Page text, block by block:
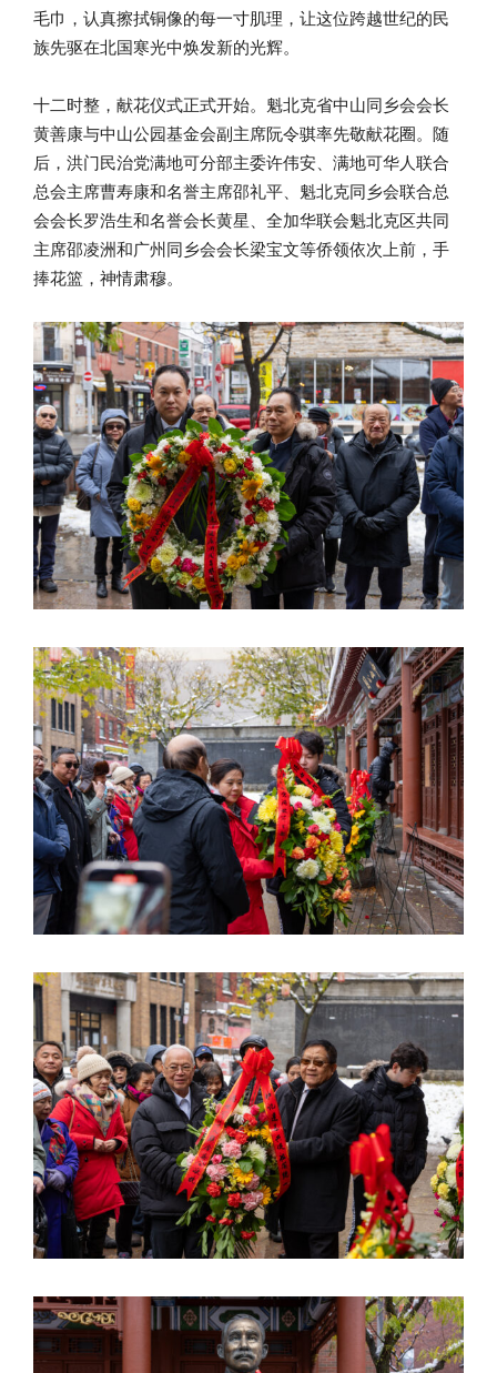
毛巾，认真擦拭铜像的每一寸肌理，让这位跨越世纪的民
族先驱在北国寒光中焕发新的光辉。
十二时整，献花仪式正式开始。魁北克省中山同乡会会长
黄善康与中山公园基金会副主席阮令骐率先敬献花圈。随
后，洪门民治党满地可分部主委许伟安、满地可华人联合
总会主席曹寿康和名誉主席邵礼平、魁北克同乡会联合总
会会长罗浩生和名誉会长黄星、全加华联会魁北克区共同
主席邵凌洲和广州同乡会会长梁宝文等侨领依次上前，手
捧花篮，神情肃穆。